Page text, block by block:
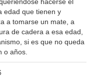
edad que tienen y
a tomarse un mate, a
de cadera a esa edad,
si es que no queda
o años.